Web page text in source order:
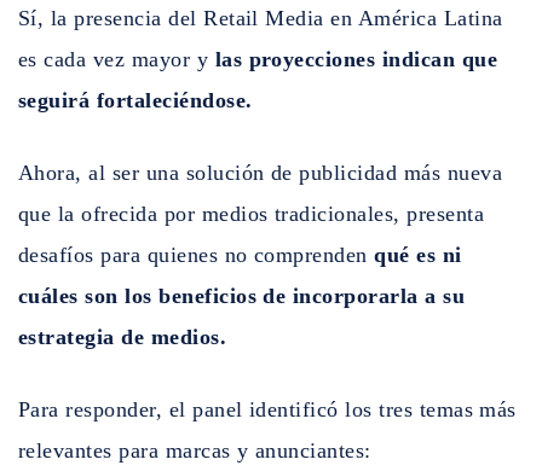
Sí, la presencia del Retail Media en América Latina
es cada vez mayor y las proyecciones indican que
seguirá fortaleciéndose.
Ahora, al ser una solución de publicidad más nueva
que la ofrecida por medios tradicionales, presenta
desafíos para quienes no comprendenqué es ni
cuáles son los beneficios de incorporarla a su
estrategia de medios.
Para responder, el panel identificó los tres temas más
relevantes para marcas y anunciantes: